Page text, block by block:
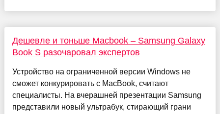
Дешевле и тоньше Macbook – Samsung Galaxy
Book S разочаровал экспертов
Устройство на ограниченной версии Windows не
сможет конкурировать с MacBook, считают
специалисты. На вчерашней презентации Samsung
представили новый ультрабук, стирающий грани